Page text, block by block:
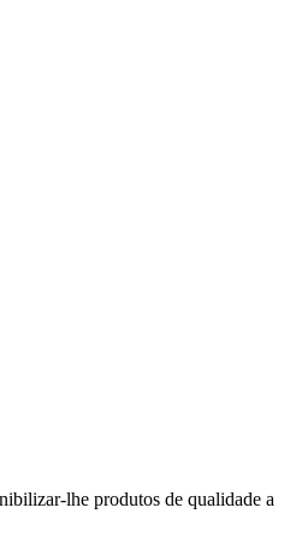
lhe produtos de qualidade a